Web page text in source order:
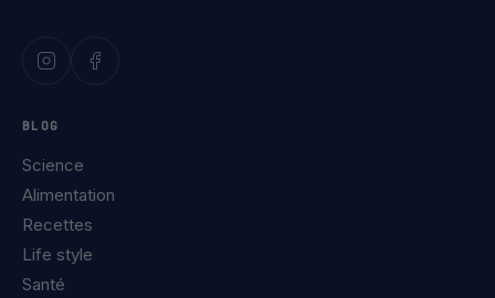
BLOG
Science
Alimentation
Recettes
Life style
Santé